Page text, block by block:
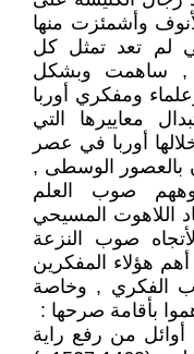
وأشمئزت منها
لم تعد تمثل كل
, ساهمت وبشكل
ومفكري أوربا
معاييرها التي
أوربا في عصر
بالعصور الوسطى ,
صوب العلم
اللاهوت المسيحي
صوب النزعة
أهم هؤلاء المفكرين
الفكري , وخاصة
بأقامة صرحها :
كان من أوائل من رفع راية